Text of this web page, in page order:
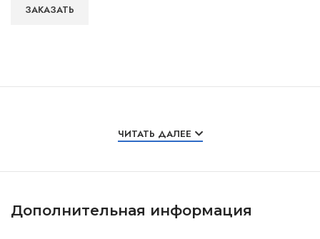
ЗАКАЗАТЬ
ЧИТАТЬ ДАЛЕЕ
Дополнительная информация